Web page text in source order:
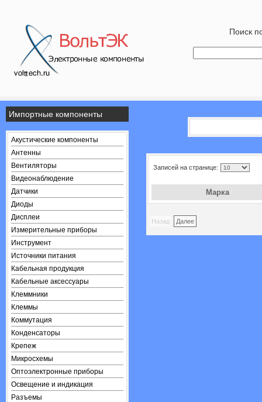
Поиск
Импортные компоненты
Акустические компоненты
Антенны
Вентиляторы
Видеонаблюдение
Датчики
Диоды
Дисплеи
Измерительные приборы
Инструмент
Источники питания
Кабельная продукция
Кабельные аксессуары
Клеммники
Клеммы
Коммутация
Конденсаторы
Крепеж
Микросхемы
Оптоэлектронные приборы
Освещение и индикация
Разъемы
Записей на странице:
Марка
Назад Далее